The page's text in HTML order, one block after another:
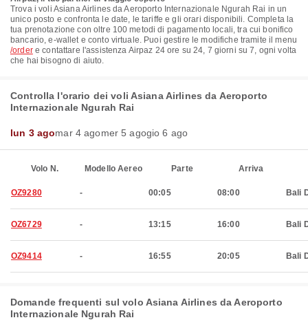
Trova i voli Asiana Airlines da Aeroporto Internazionale Ngurah Rai in un
unico posto e confronta le date, le tariffe e gli orari disponibili. Completa la
tua prenotazione con oltre 100 metodi di pagamento locali, tra cui bonifico
bancario, e-wallet e conto virtuale. Puoi gestire le modifiche tramite il menu
/ordere contattare l'assistenza Airpaz 24 ore su 24, 7 giorni su 7, ogni volta
che hai bisogno di aiuto.
Controlla l'orario dei voli Asiana Airlines da Aeroporto
Internazionale Ngurah Rai
lun 3 agomar 4 agomer 5 agogio 6 ago
Volo N. Modello Aereo Parte Arriva
OZ9280 - 00:05 08:00 Bali
OZ6729 - 13:15 16:00 Bali
OZ9414 - 16:55 20:05 Bali
Domande frequenti sul volo Asiana Airlines da Aeroporto
Internazionale Ngurah Rai